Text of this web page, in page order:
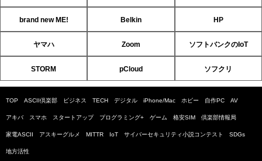
brand new ME! Belkin HP
ヤマハ Zoom ソフトバンクのIoT
STORM pCloud ソフクリ
TOP ASCII倶楽部 ビジネス TECH デジタル iPhone/Mac ホビー 自作PC AV
アキバ スマホ スタートアップ プログラミング+ ゲーム 格安SIM 倶楽部情報局
家電ASCII アスキーグルメ MITTR IoT サイバーセキュリティ小説コンテスト SDGs
地方活性